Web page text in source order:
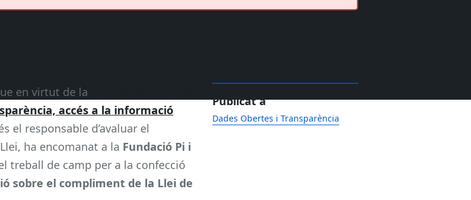
en virtut de la
accés a la informació
el responsable d’avaluar el
ha encomanat a la Fundació Pi i
treball de camp per a la confecció
sobre el compliment de la Llei de
Publicat a
Dades Obertes i Transparència